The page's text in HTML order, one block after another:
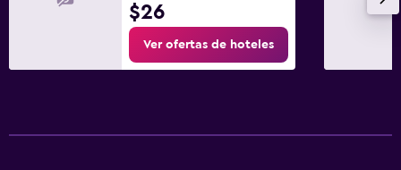
$26
Ver ofertas de hoteles